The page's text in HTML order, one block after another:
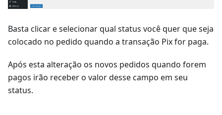
Basta clicar e selecionar qual status você quer que seja
colocado no pedido quando a transação Pix for paga.
Após esta alteração os novos pedidos quando forem
pagos irão receber o valor desse campo em seu
status.